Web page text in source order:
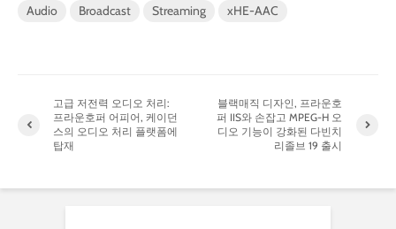
Audio Broadcast Streaming xHE-AAC
고급 저전력 오디오 처리:
프라운호퍼 어피어, 케이던
스의 오디오 처리 플랫폼에
탑재
블랙매직 디자인, 프라운호
퍼 IIS와 손잡고 MPEG-H 오
디오 기능이 강화된 다빈치
리졸브 19 출시